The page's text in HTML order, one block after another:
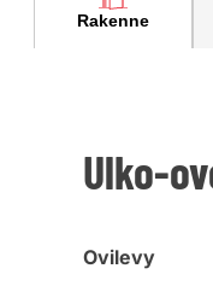
Rakenne
Ulko-
Ovilevy